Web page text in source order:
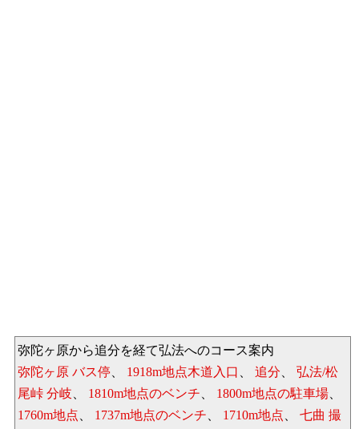
弥陀ヶ原から追分を経て弘法へのコース案内
弥陀ヶ原 バス停
1918m地点木道入口 追分
弘法/松
尾峠 分岐
1810m地点のベンチ 1800m地点の駐車場
1760m地点
1737m地点のベンチ 1710m地点 七曲 撮